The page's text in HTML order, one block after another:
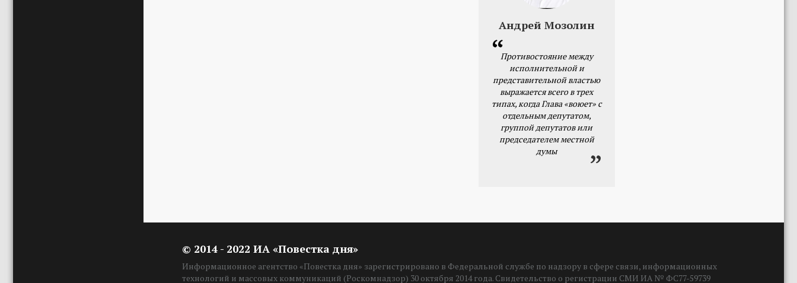
Андрей Мозолин
Противостояние между
исполнительной и
представительной властью
выражается всего в трех
типах, когда Глава «воюет» с
отдельным депутатом,
группой депутатов или
председателем местной
думы
© 2014 - 2022 ИА «Повестка дня»
Информационное агентство «Повестка дня» зарегистрировано в Федеральной службе по надзору в сфере связи, информационных
технологий и массовых коммуникаций (Роскомнадзор) 30 октября 2014 года. Свидетельство о регистрации СМИ ИА № ФС77-59739